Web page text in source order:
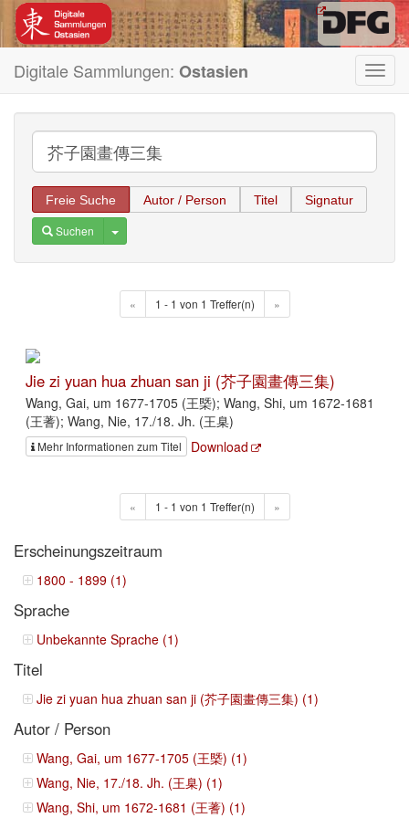
Digitale Sammlungen: Ostasien
Freie Suche Autor / Person Titel Signatur
Suchen Toggle Dropdown
« 1 - 1 von 1 Treffer(n) »
Jie zi yuan hua zhuan san ji (芥子園畫傳三集)
Wang, Gai, um 1677-1705 (王槩); Wang, Shi, um 1672-1681
(王蓍); Wang, Nie, 17./18. Jh. (王臬)
Mehr Informationen zum Titel Download
« 1 - 1 von 1 Treffer(n) »
Erscheinungszeitraum
1800 - 1899 (1)
Sprache
Unbekannte Sprache (1)
Titel
Jie zi yuan hua zhuan san ji (芥子園畫傳三集) (1)
Autor / Person
Wang, Gai, um 1677-1705 (王槩) (1)
Wang, Nie, 17./18. Jh. (王臬) (1)
Wang, Shi, um 1672-1681 (王蓍) (1)